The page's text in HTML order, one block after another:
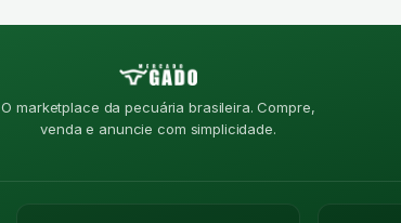
O marketplace da pecuária brasileira. Compre,
venda e anuncie com simplicidade.